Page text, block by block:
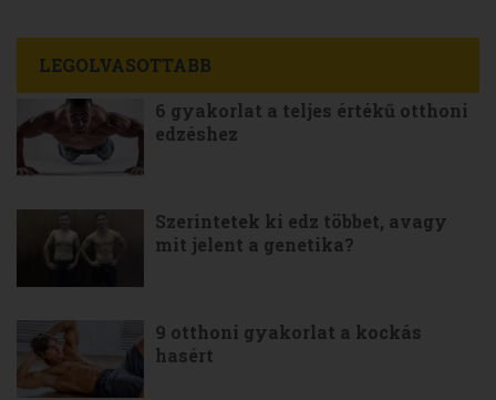
LEGOLVASOTTABB
6 gyakorlat a teljes értékű otthoni
edzéshez
Szerintetek ki edz többet, avagy
mit jelent a genetika?
9 otthoni gyakorlat a kockás
hasért